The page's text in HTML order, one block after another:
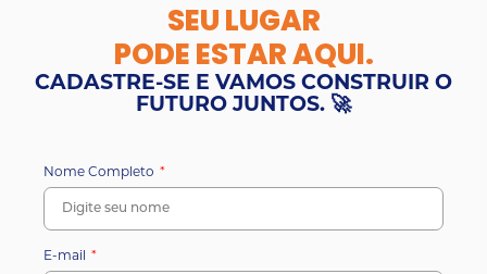
SEU LUGAR
PODE ESTAR AQUI.
CADASTRE-SE E VAMOS CONSTRUIR O
FUTURO JUNTOS. 🚀
Nome Completo
E-mail